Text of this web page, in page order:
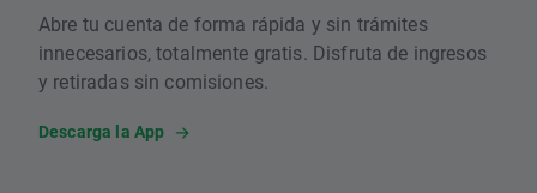
Abre tu cuenta de forma rápida y sin trámites
innecesarios, totalmente gratis. Disfruta de ingresos
y retiradas sin comisiones.
Descarga la App